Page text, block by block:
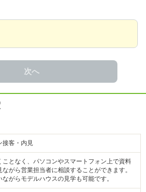
次へ
接客・内見
ことなく、パソコンやスマートフォン上で資料
ながら営業担当者に相談することができます。
ながらモデルハウスの見学も可能です。